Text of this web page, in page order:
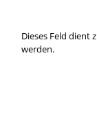
Dieses Feld dient
werden.